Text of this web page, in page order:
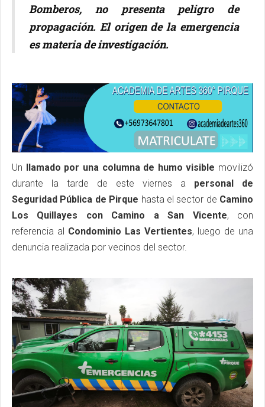
Bomberos, no presenta peligro de
propagación. El origen de la emergencia
es materia de investigación.
Un llamado por una columna de humo visible movilizó
durante la tarde de este viernes a personal de
Seguridad Pública de Pirque hasta el sector de Camino
Los Quillayes con Camino a San Vicente, con
referencia al Condominio Las Vertientes, luego de una
denuncia realizada por vecinos del sector.